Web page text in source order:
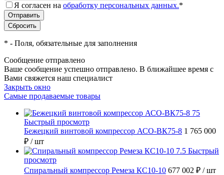
Я согласен на обработку персональных данных.*
* - Поля, обязательные для заполнения
Сообщение отправлено
Ваше сообщение успешно отправлено. В ближайшее время с
Вами свяжется наш специалист
Закрыть окно
Самые продаваемые товары
Быстрый просмотр
Бежецкий винтовой компрессор АСО-ВК75-8 1 765 000
₽ / шт
Быстрый
просмотр
Спиральный компрессор Ремеза КС10-10 677 002 ₽ / шт